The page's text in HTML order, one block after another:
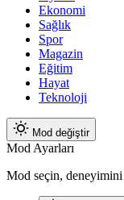
Ekonomi
Sağlık
Spor
Magazin
Eğitim
Hayat
Teknoloji
Mod değiştir
Mod Ayarları
Mod seçin,